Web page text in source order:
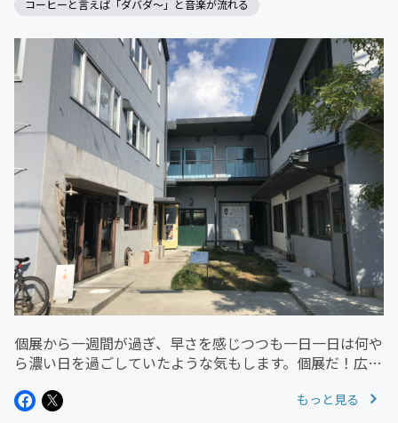
コーヒーと言えば「ダバダ〜」と音楽が流れる
個展から一週間が過ぎ、早さを感じつつも一日一日は何や
ら濃い日を過ごしていたような気もします。個展だ！広報
っと制作には励んでいたので、その効果かもしれません。
もっと見る